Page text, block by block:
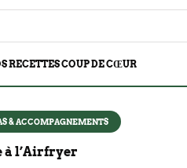
RECETTES COUP DE CŒUR
& ACCOMPAGNEMENTS
à l’Airfryer